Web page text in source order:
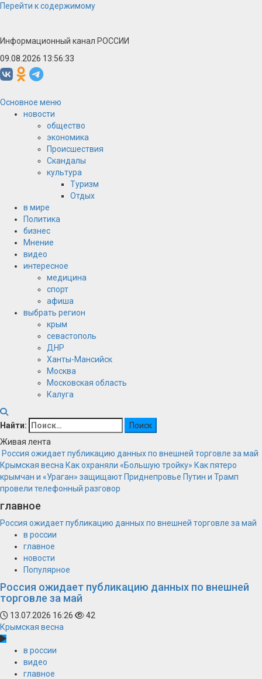
Перейти к содержимому
Информационный канал РОССИИ
09.08.2026 13:56:34
Основное меню
новости
общество
экономика
Происшествия
Скандалы
культура
Туризм
Отдых
в мире
Политика
бизнес
Мнение
видео
интересное
медицина
спорт
афиша
выбрать регион
крым
севастополь
ДНР
Ханты-Мансийск
Москва
Московская область
Калуга
Найти:
Живая лента
Россия ожидает публикацию данных по внешней торговле за май
Крымская весна Как охраняли «Большую тройку» Как пятеро
крымчан и «Ураган» защищают Приднепровье Путин и Трамп
провели телефонный разговор
главное
Россия ожидает публикацию данных по внешней торговле за май
в россии
главное
новости
Популярное
Россия ожидает публикацию данных по внешней
торговле за май
13.07.2026 16:26
42
Крымская весна
в россии
видео
главное